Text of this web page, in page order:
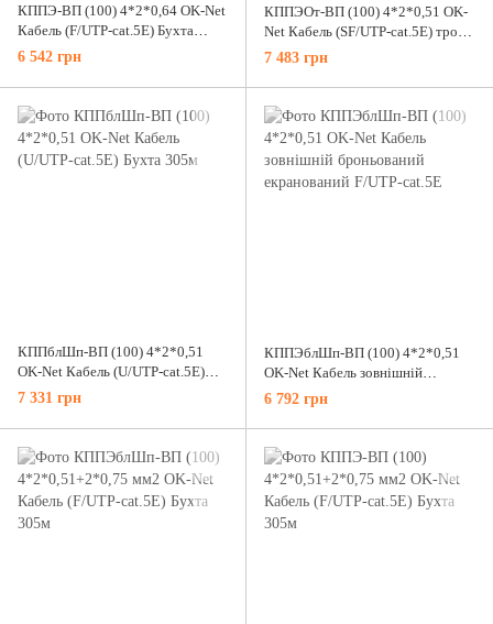
КППЭ-ВП (100) 4*2*0,64 OK-Net
Кабель (F/UTP-cat.5E) Бухта
305м
6 542 грн
КППЭОт-ВП (100) 4*2*0,51 OK-
Net Кабель (SF/UTP-cat.5E) трос
1.5мм., Бухта 305м
7 483 грн
КППблШп-ВП (100) 4*2*0,51
OK-Net Кабель (U/UTP-cat.5E)
Бухта 305м
7 331 грн
КППЭблШп-ВП (100) 4*2*0,51
OK-Net Кабель зовнішній
броньований екранований F/UTP-
6 792 грн